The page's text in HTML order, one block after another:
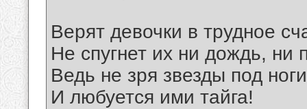
Верят девочки в трудное
Не спугнет их ни дождь, ни
Ведь не зря звезды под
И любуется ими тайга!